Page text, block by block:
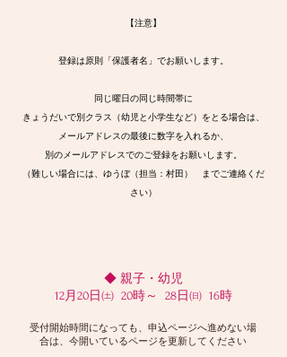
【注意】
登録は原則「保護者名」でお願いします。
同じ曜日の同じ時間帯に
きょうだいで別クラス（幼児と小学生など）をとる場合は、
メールアドレスの最後に数字を入れるか、
別のメールアドレスでのご登録をお願いします。
（難しい場合には、ゆうぼ（担当：村田） までご連絡くだ
さい）
◆ 親子・幼児
12月20日㈯ 20時～ 28日㈰ 16時
受付開始時間になっても、申込ページへ進めない場
合は、今開いているページを更新してください